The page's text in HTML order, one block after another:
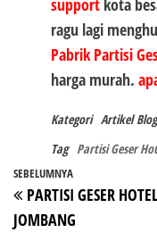
supportkota
ragu lagi
Pabrik Partisi
harga murah.
Kategori Artikel Blog
Tag Partisi Geser
Navigasi
pos
Pos
Sebelumnya
SEBELUMNYA
PARTISI GESER HOTEL
JOMBANG